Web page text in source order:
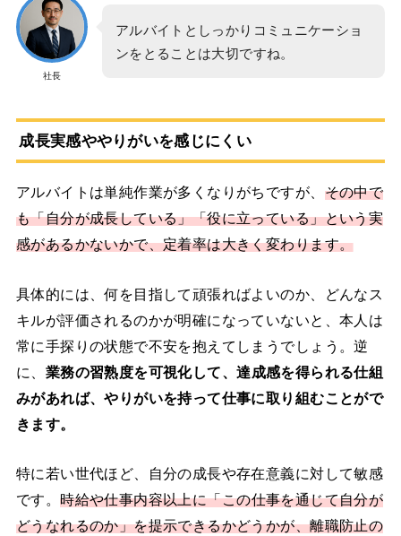
社長
アルバイトとしっかりコミュニケーショ
ンをとることは大切ですね。
成長実感ややりがいを感じにくい
アルバイトは単純作業が多くなりがちですが、 その中で
も「自分が成長している」「役に立っている」という実
感があるかないかで、定着率は大きく変わります。
具体的には、何を目指して頑張ればよいのか、どんなス
キルが評価されるのかが明確になっていないと、本人は
常に手探りの状態で不安を抱えてしまうでしょう。逆
に、 業務の習熟度を可視化して、達成感を得られる仕組
みがあれば、やりがいを持って仕事に取り組むことがで
きます。
特に若い世代ほど、自分の成長や存在意義に対して敏感
です。時給や仕事内容以上に「この仕事を通じて自分が
どうなれるのか」を提示できるかどうかが、離職防止の